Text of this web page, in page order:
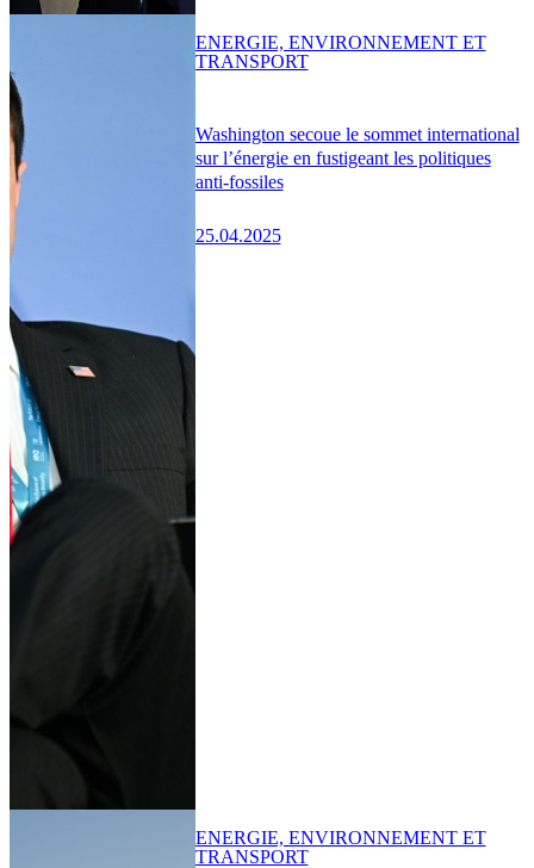
Washington secoue le sommet international
sur l’énergie en fustigeant les politiques
anti-fossiles
25.04.2025
ENERGIE, ENVIRONNEMENT ET
TRANSPORT
ENERGIE, ENVIRONNEMENT ET
TRANSPORT